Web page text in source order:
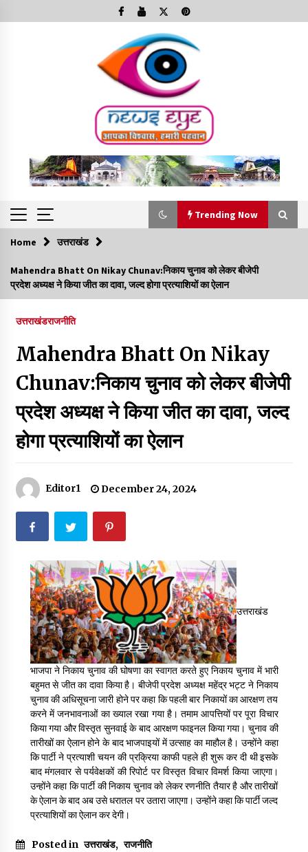
to
Trending Now
Trending Now
Minorities Rights Day : विश्व अल्पसंख्यक अधिकार दिवस
कार्यक्रम में शामिल हुए सीएम,आधुनिक मदरसों का नाम अब्दुल कलाम के नाम
Thought Of The Day 7 September
September 7, 2023
Thought Of The Day 6 September
September 6, 2023
Thought Of The Day 17 May
May 17, 2022
Thought Of The Day 16 May
May 16, 2022
Thought Of The Day 14 May
May 14, 2022
Thought Of The Day 13 May
May 13, 2022
Thought Of The Day 12 May
May 12, 2022
Home उत्तराखंड
Mahendra Bhatt On Nikay Chunav:निकाय चुनाव को लेकर बीजेपी
प्रदेश अध्यक्ष ने किया जीत का दावा, जल्द होगा प्रत्याशियों का ऐलान
उत्तराखंडराजनीति
Mahendra Bhatt On Nikay
Chunav:निकाय चुनाव को लेकर बीजेपी
प्रदेश अध्यक्ष ने किया जीत का दावा, जल्द
होगा प्रत्याशियों का ऐलान
Editor1 December 24, 2024
उत्तराखंड
भाजपा ने निकाय चुनाव की घोषणा का स्वागत करते हुए निकाय चुनाव में भारी
बहुमत से जीत का दावा किया है। बीजेपी प्रदेश अध्यक्ष महेंद्र भट्ट ने निकाय
चुनाव की अधिसूचना जारी होने पर कहा कि पहली बार निकायों का आरक्षण तय
करने में जनभावनाओं का ख्याल रखा गया है। तमाम आपत्तियों पर पूरा विचार
किया गया और विस्तृत सुनवाई के बाद आरक्षण फाइनल किया गया। चुनाव की
तारीखों का ऐलान होने के बाद भाजपाइयों में उत्साह का माहौल है। उन्होंने कहा
कि पार्टी ने प्रत्याशी चयन की प्रक्रिया काफी पहले ही शुरू कर दी थी इसके
बाद मंगलवार से पर्यवेक्षकों की रिपोर्ट पर विस्तृत विचार विमर्श किया जाएगा।
उन्होंने कहा कि पार्टी की निकाय चुनाव को लेकर रणनीति तैयार है और तारीखों
के ऐलान के बाद अब उसे धरातल पर उतारा जाएगा। उन्होंने कहा कि पार्टी जल्द
प्रत्याशियों का ऐलान कर देगी।
Posted in उत्तराखंड, राजनीति